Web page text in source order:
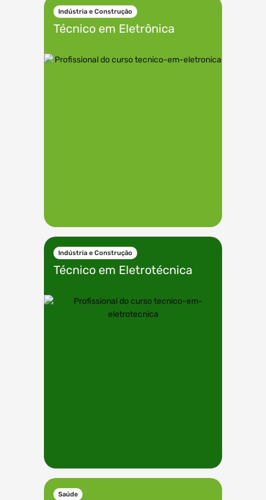
Indústria e Construção
Técnico em Eletrônica
Indústria e Construção
Técnico em Eletrotécnica
Saúde